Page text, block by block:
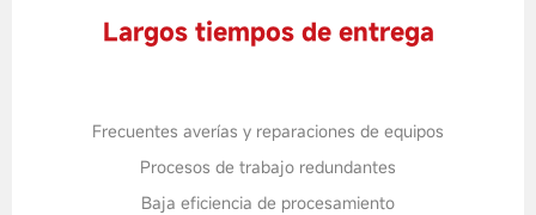
Largos tiempos de entrega
Frecuentes averías y reparaciones de equipos
Procesos de trabajo redundantes
Baja eficiencia de procesamiento